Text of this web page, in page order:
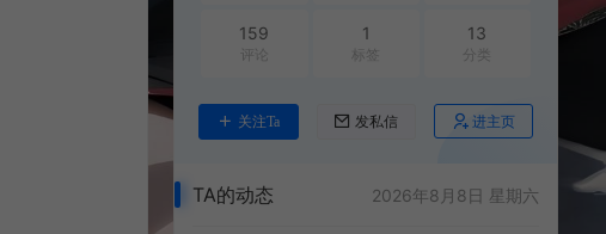
159
评论
1
标签
13
分类
关注Ta 发私信 进主页
TA的动态 2026年8月8日 星期六